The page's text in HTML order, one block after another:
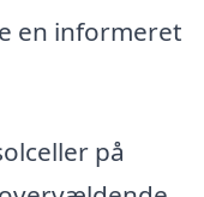
en informeret
på